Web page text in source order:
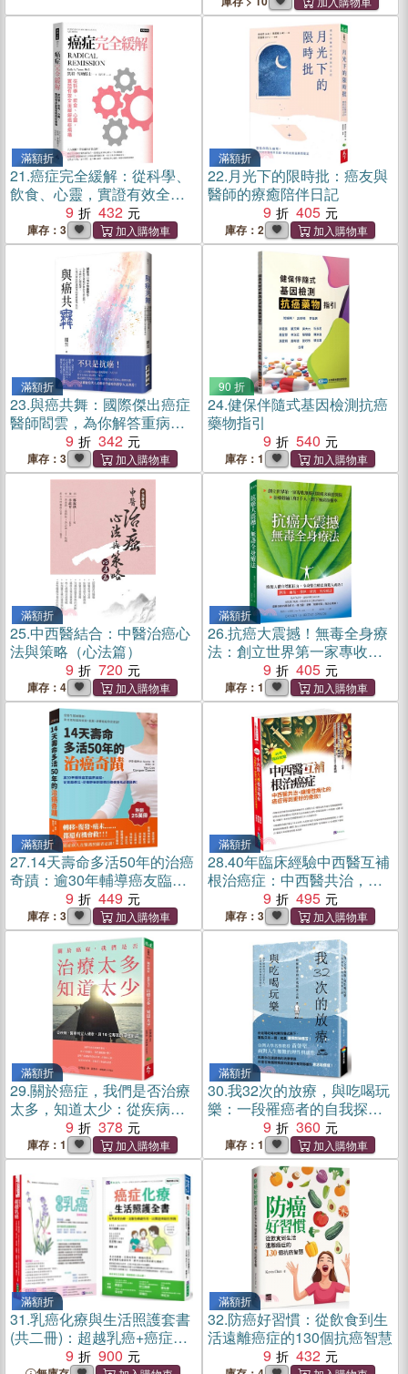
滿額折
21.癌症完全緩解：從科學、
飲食、心靈，實證有效全面
緩解癌症病痛
9 432
庫存：3
滿額折
22.月光下的限時批：癌友與
醫師的療癒陪伴日記
9
405
庫存：2
滿額折
23.與癌共舞：國際傑出癌症
醫師閻雲，為你解答重病背
後的生命詰問；一本統合心
理健康、生理治療與照護關
係的療癒醫學筆記
9 342
庫存：3
90 折
24.健保伴隨式基因檢測抗癌
藥物指引
9
540
庫存：1
滿額折
25.中西醫結合：中醫治癌心
法與策略（心法篇）
9
720
庫存：4
滿額折
26.抗癌大震撼！無毒全身療
法：創立世界第一家專收無
藥可醫癌末病患的醫院，治
療超過1萬2千人，創下極高
治癒率（Cancer: Second
Opinion）
9 405
庫存：1
滿額折
27.14天壽命多活50年的治癌
奇蹟：逾30年輔導癌友臨床
經驗，從葛森療法、排毒靜
坐到靈療的癌症自救必讀經
典！
9 449
庫存：3
滿額折
28.40年臨床經驗中西醫互補
根治癌症：中西醫共治，讓
慢性病化的癌症得到更好的
療效！
9 495
庫存：3
滿額折
29.關於癌症，我們是否治療
太多，知道太少：從疾病、
醫療到全人健康，與10位專
家的深度對話
9 378
庫存：1
滿額折
30.我32次的放療，與吃喝玩
樂：一段罹癌者的自我探索
9 360
庫存：1
滿額折
31.乳癌化療與生活照護套書
(共二冊)：超越乳癌+癌症化
療生活照護全書
9 900
滿額折
32.防癌好習慣：從飲食到生
活遠離癌症的130個抗癌智慧
9
432